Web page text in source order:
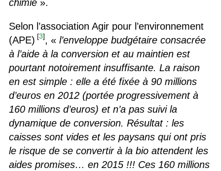
chimie».
Selon l’association Agir pour l’environnement
(APE) [3], « l’enveloppe budgétaire consacrée
à l’aide à la conversion et au maintien est
pourtant notoirement insuffisante. La raison
en est simple : elle a été fixée à 90 millions
d’euros en 2012 (portée progressivement à
160 millions d’euros) et n’a pas suivi la
dynamique de conversion. Résultat : les
caisses sont vides et les paysans qui ont pris
le risque de se convertir à la bio attendent les
aides promises… en 2015 !!! Ces 160 millions